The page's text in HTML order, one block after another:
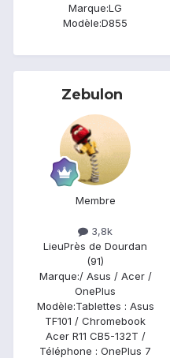
Marque:LG
Modèle:D855
Zebulon
Membre
3,8k
LieuPrès de Dourdan
(91)
Marque:/ Asus / Acer /
OnePlus
Modèle:Tablettes : Asus
TF101 / Chromebook
Acer R11 CB5-132T /
Téléphone : OnePlus 7